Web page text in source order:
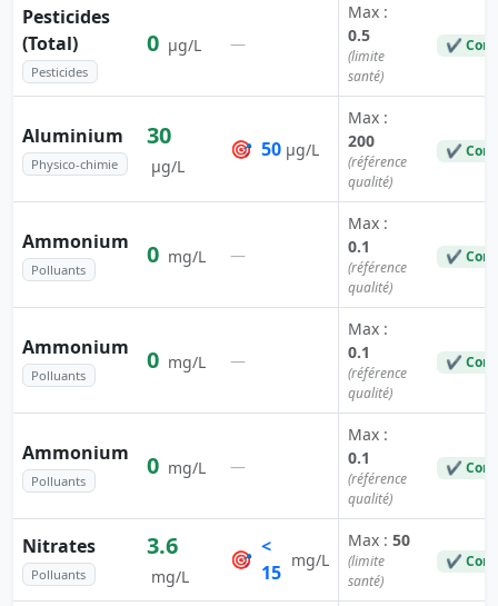
Pesticides
(Total)
Pesticides
0 µg/L —
Max :
0.5
(limite
santé)
✔
Aluminium
Physico-chimie
30
µg/L
🎯 50 µg/L
Max :
200
(référence
qualité)
✔
Ammonium
Polluants
0 mg/L —
Max :
0.1
(référence
qualité)
✔
Ammonium
Polluants
0 mg/L —
Max :
0.1
(référence
qualité)
✔
Ammonium
Polluants
0 mg/L —
Max :
0.1
(référence
qualité)
✔
Nitrates
Polluants
3.6
mg/L
🎯
<
15
mg/L
Max : 50
(limite
santé)
✔